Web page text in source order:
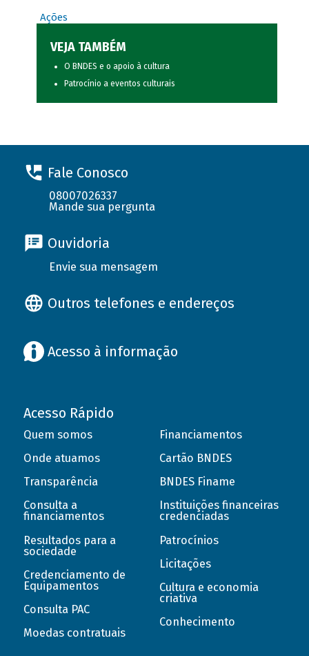
Ações
VEJA TAMBÉM
O BNDES e o apoio à cultura
Patrocínio a eventos culturais
Fale Conosco
08007026337
Mande sua pergunta
Ouvidoria
Envie sua mensagem
Outros telefones e endereços
Acesso à informação
Acesso Rápido
Quem somos
Onde atuamos
Transparência
Consulta a
financiamentos
Resultados para a
sociedade
Credenciamento de
Equipamentos
Consulta PAC
Moedas contratuais
Financiamentos
Cartão BNDES
BNDES Finame
Instituições financeiras
credenciadas
Patrocínios
Licitações
Cultura e economia
criativa
Conhecimento